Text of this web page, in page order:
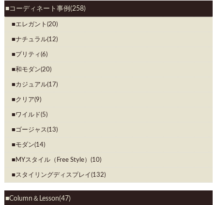
コーディネート事例(258)
エレガント(20)
ナチュラル(12)
プリティ(6)
和モダン(20)
カジュアル(17)
クリア(9)
ワイルド(5)
ゴージャス(13)
モダン(14)
MYスタイル（Free Style）(10)
スタイリングディスプレイ(132)
Column＆Lesson(47)